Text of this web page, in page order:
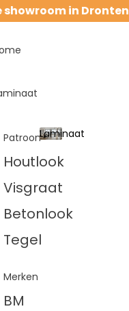
showroom in Dronten
Patroon
Houtlook
Visgraat
Betonlook
Tegel
Merken
BM
Laminaat
Laminaat